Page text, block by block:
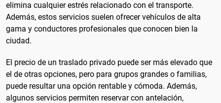
elimina cualquier estrés relacionado con el transporte.
Además, estos servicios suelen ofrecer vehículos de alta
gama y conductores profesionales que conocen bien la
ciudad.
El precio de un traslado privado puede ser más elevado que
el de otras opciones, pero para grupos grandes o familias,
puede resultar una opción rentable y cómoda. Además,
algunos servicios permiten reservar con antelación,